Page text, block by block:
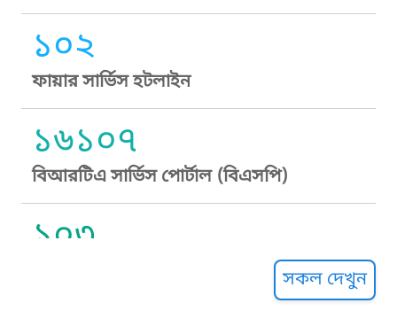
১০২
ফায়ার সার্ভিস হটলাইন
১৬১০৭
বিআরটিএ সার্ভিস পোর্টাল (বিএসপি)
১০৩
সকল দেখুন